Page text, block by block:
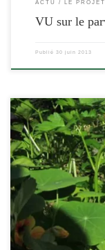
ACTU LE
VU sur le
Publié 30 juin 2013
[…]